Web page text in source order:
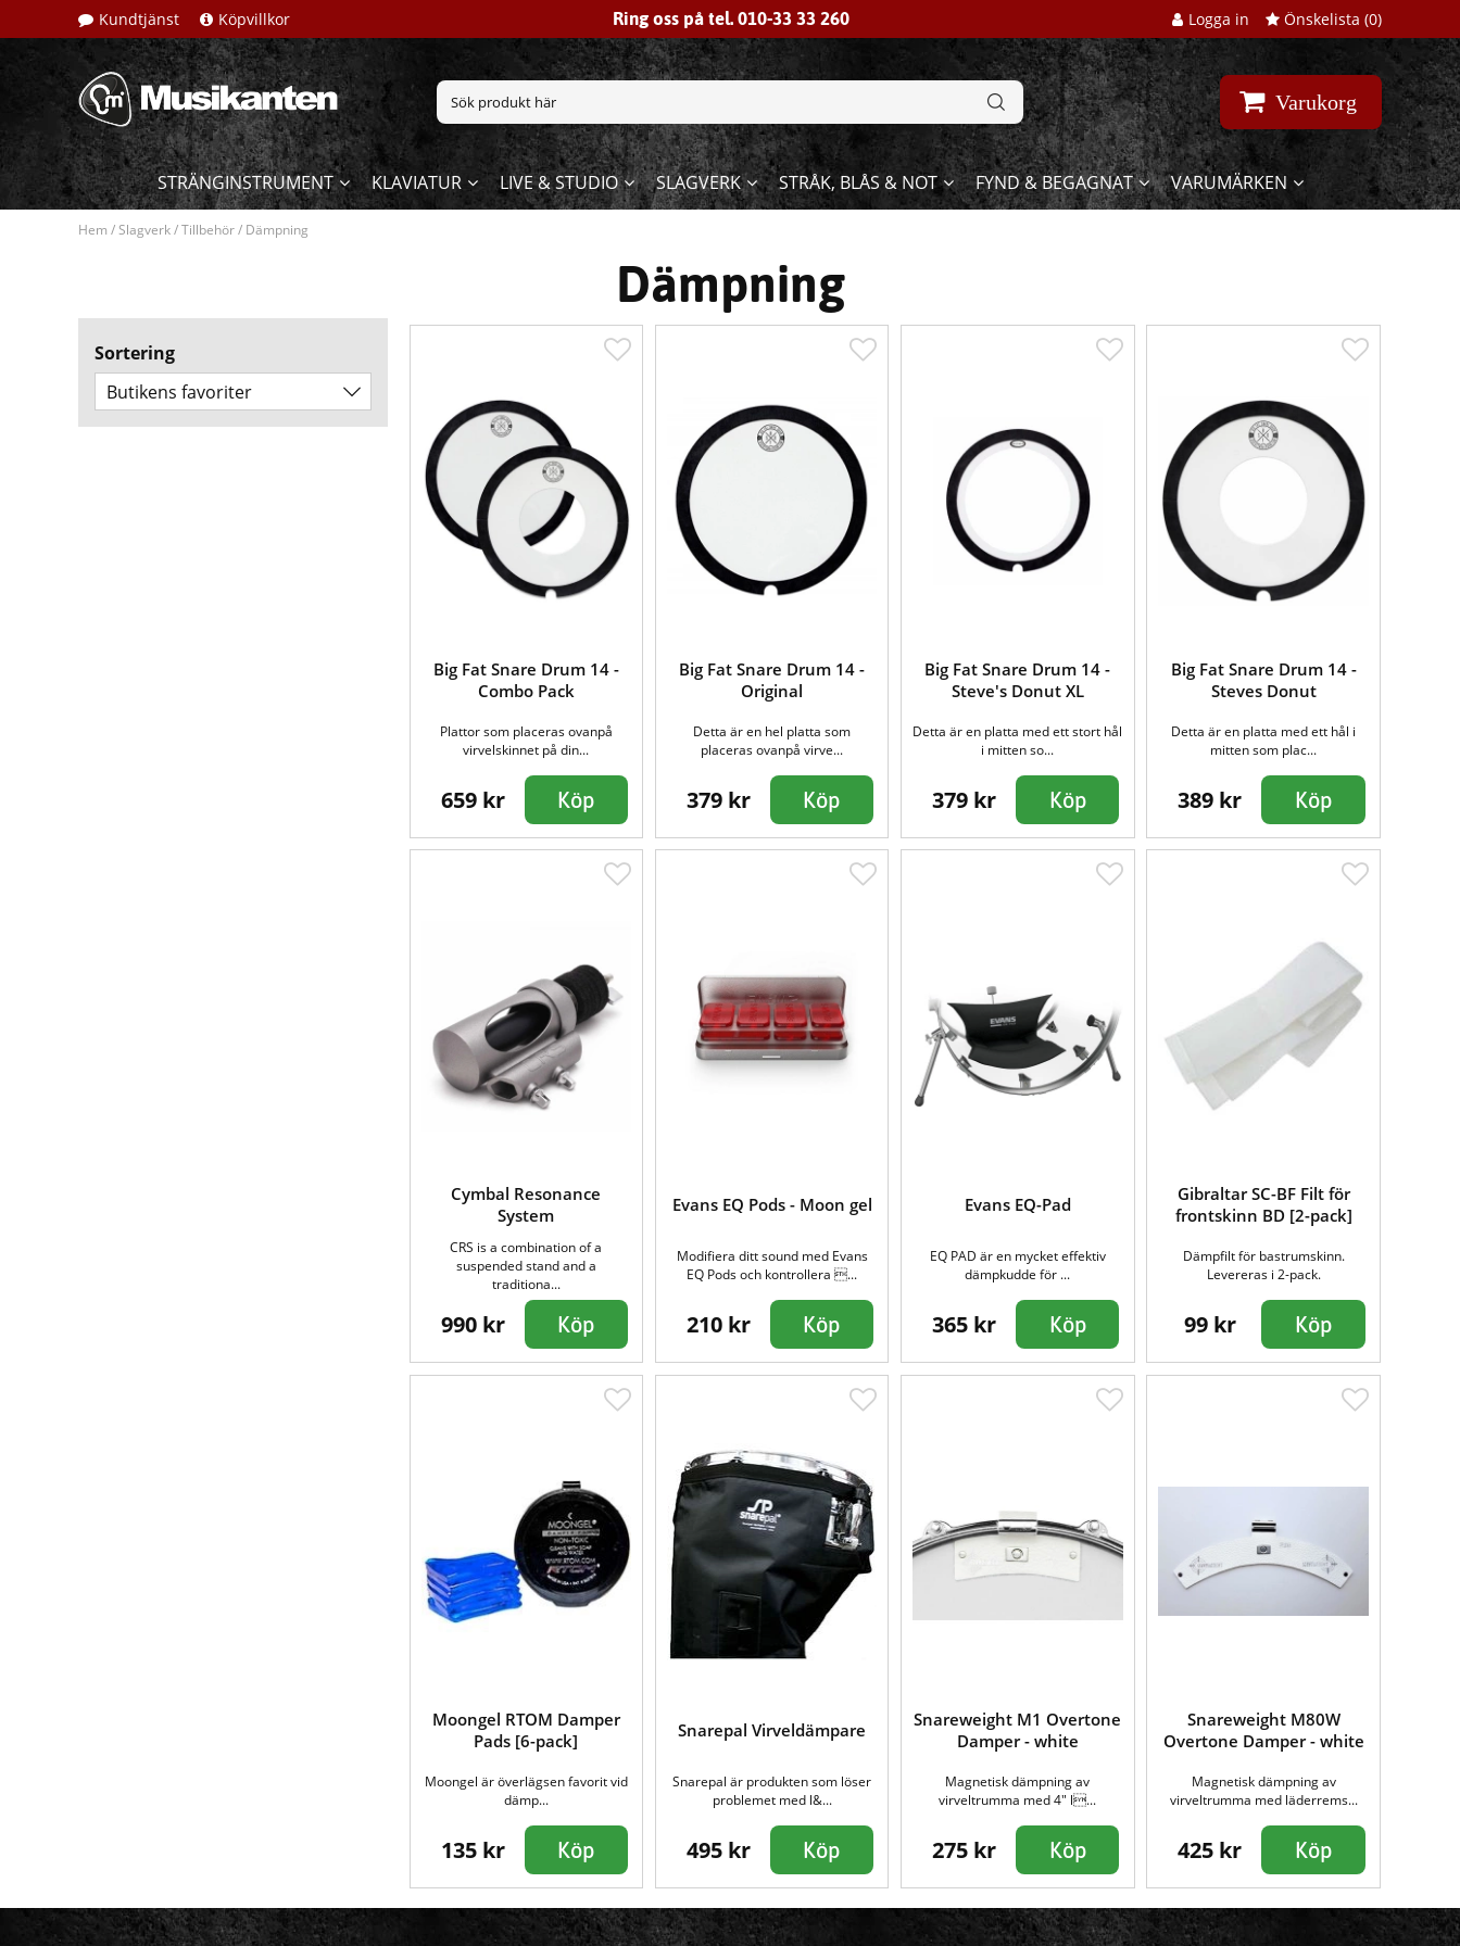
Kundtjänst Köpvillkor Ring oss på tel. 010-33 33 260 Logga in Önskelista (0)
Varukorg
STRÄNGINSTRUMENT KLAVIATUR LIVE & STUDIO SLAGVERK STRÅK, BLÅS & NOT FYND & BEGAGNAT VARUMÄRKEN
Hem /Slagverk/Tillbehör/ Dämpning
Dämpning
Sortering
Butikens favoriter
Big Fat Snare Drum 14 -
Combo Pack
Plattor som placeras ovanpå
virvelskinnet på din...
659 kr Köp
Big Fat Snare Drum 14 -
Original
Detta är en hel platta som
placeras ovanpå virve...
379 kr Köp
Big Fat Snare Drum 14 -
Steve's Donut XL
Detta är en platta med ett stort hål
i mitten so...
379 kr Köp
Big Fat Snare Drum 14 -
Steves Donut
Detta är en platta med ett hål i
mitten som plac...
389 kr Köp
Cymbal Resonance
System
CRS is a combination of a
suspended stand and a
traditiona...
990 kr Köp
Evans EQ Pods - Moon gel
Modifiera ditt sound med Evans
EQ Pods och kontrollera ...
210 kr Köp
Evans EQ-Pad
EQ PAD är en mycket effektiv
dämpkudde för ...
365 kr Köp
Gibraltar SC-BF Filt för
frontskinn BD [2-pack]
Dämpfilt för bastrumskinn.
Levereras i 2-pack.
99 kr Köp
Moongel RTOM Damper
Pads [6-pack]
Moongel är överlägsen favorit vid
dämp...
135 kr Köp
Snarepal Virveldämpare
Snarepal är produkten som löser
problemet med l&...
495 kr Köp
Snareweight M1 Overtone
Damper - white
Magnetisk dämpning av
virveltrumma med 4″ l...
275 kr Köp
Snareweight M80W
Overtone Damper - white
Magnetisk dämpning av
virveltrumma med läderrems...
425 kr Köp